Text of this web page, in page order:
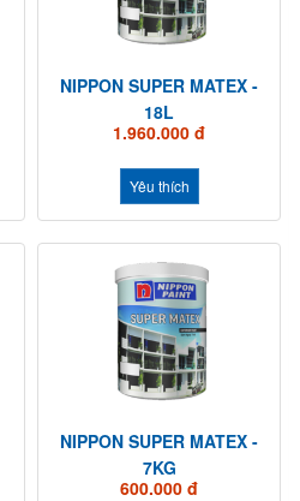
NIPPON SUPER MATEX -
18L
1.960.000 đ
Yêu thích
NIPPON SUPER MATEX -
7KG
600.000 đ